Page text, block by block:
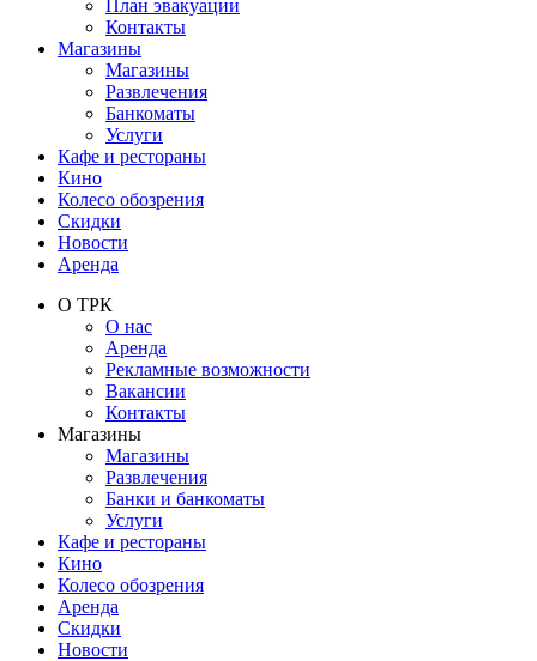
План эвакуации
Контакты
Магазины
Магазины
Развлечения
Банкоматы
Услуги
Кафе и рестораны
Кино
Колесо обозрения
Скидки
Новости
Аренда
О ТРК
О нас
Аренда
Рекламные возможности
Вакансии
Контакты
Магазины
Магазины
Развлечения
Банки и банкоматы
Услуги
Кафе и рестораны
Кино
Колесо обозрения
Аренда
Скидки
Новости